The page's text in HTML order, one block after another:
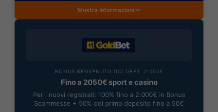
Mostra Informazioni
BONUS BENVENUTO GOLDBET: 2.050€
Fino a 2050€ sport e casino
Per i nuovi registrati: 100% fino a 2.000€ in Bonus
Scommesse + 50% del primo deposito fino a 50€